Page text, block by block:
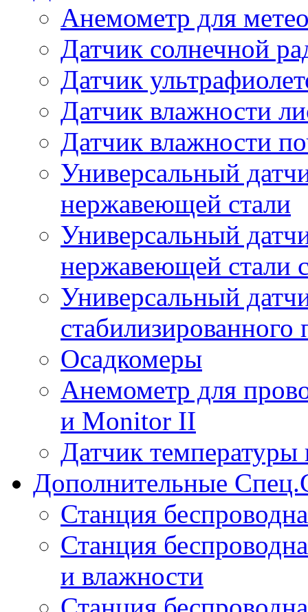
Анемометр для
Датчик солнечной
Датчик
Датчик влажности
Датчик влажности
Универсальный
нержавеющей стали
Универсальный
нержавеющей стали
Универсальный
стабилизированного
Осадкомеры
Анемометр для
и Monitor II
Датчик температуры
Дополнительные
Станция
Станция
и влажности